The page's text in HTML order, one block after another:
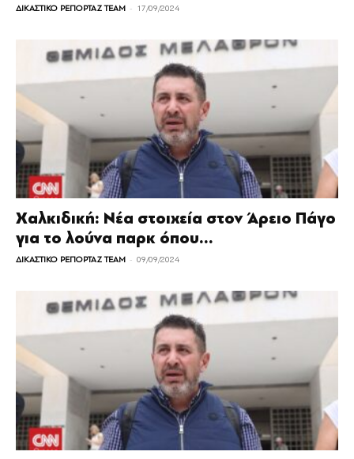
ΔΙΚΑΣΤΙΚΟ ΡΕΠΟΡΤΑΖ TEAM - 17/09/2024
Χαλκιδική: Νέα στοιχεία στον Άρειο Πάγο
για το λούνα παρκ όπου...
ΔΙΚΑΣΤΙΚΟ ΡΕΠΟΡΤΑΖ TEAM - 09/09/2024